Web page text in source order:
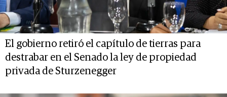
El gobierno retiró el capítulo de tierras para
destrabar en el Senado la ley de propiedad
privada de Sturzenegger